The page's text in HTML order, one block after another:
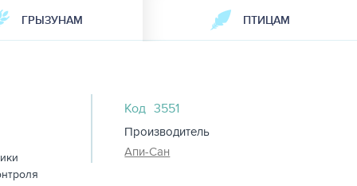
ГРЫЗУНАМ ПТИЦАМ
Код 3551
Производитель
Апи-Сан